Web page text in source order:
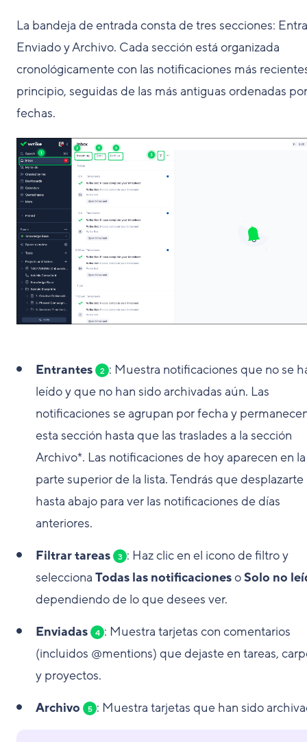
La bandeja de entrada consta de tres secciones:
Enviado y Archivo. Cada sección está organizada
cronológicamente con las notificaciones más
principio, seguidas de las más antiguas ordenadas por
fechas.
Entrantes 2 : Muestra notificaciones que no se
leído y que no han sido archivadas aún. Las
notificaciones se agrupan por fecha y
esta sección hasta que las traslades a la sección
Archivo*. Las notificaciones de hoy aparecen en la
parte superior de la lista. Tendrás que desplazarte
hasta abajo para ver las notificaciones de días
anteriores.
Filtrar tareas
3 : Haz clic en el icono de filtro y
selecciona Todas las notificacionesoSolo no
dependiendo de lo que desees ver.
Enviadas
4 : Muestra tarjetas con comentarios
(incluidos @mentions) que dejaste en tareas,
y proyectos.
Archivo
5 : Muestra tarjetas que han sido